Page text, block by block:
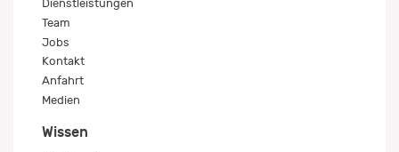
Dienstleistungen
Team
Jobs
Kontakt
Anfahrt
Medien
Wissen